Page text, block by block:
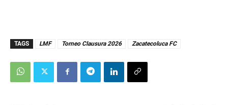
TAGS LMF Torneo Clausura 2026 Zacatecoluca FC